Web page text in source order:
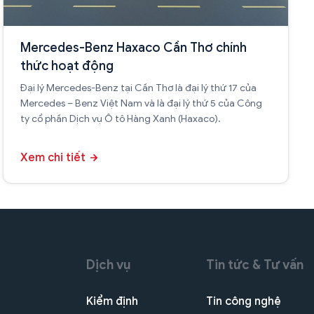
Mercedes-Benz Haxaco Cần Thơ chính
thức hoạt động
Đại lý Mercedes-Benz tại Cần Thơ là đại lý thứ 17 của
Mercedes – Benz Việt Nam và là đại lý thứ 5 của Công
ty cổ phần Dịch vụ Ô tô Hàng Xanh (Haxaco).
Xem chi tiết
Dịch vụ
Kiểm định
Tin tức & Tư vấn
Tin công nghệ